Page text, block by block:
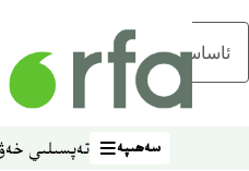
ئاساسلىق مەزمۇنغا ئاتلاڭ
سەھىپە
سەھىپە تەپسىلىي